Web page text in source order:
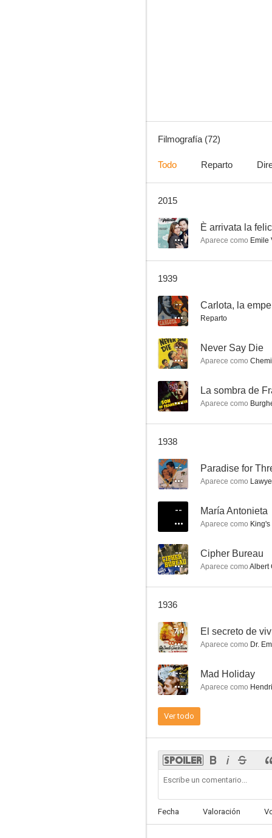
5.0
Asesinato en el acuario
--
Nurse Edith Cavell
--
La sombra de Frankenstein
María Antonieta
--
Filmografía (72)
Todo Reparto
2015
-- È arrivata la
Aparece como Emile
1939
-- Carlota, la
Reparto
-- Never Say Die
Aparece como
-- La sombra de
Aparece como
1938
-- Paradise for
Aparece como
-- María Antonieta
Aparece como
-- Cipher Bureau
Aparece como Albert
1936
7.4 El secreto de
Aparece como Dr.
-- Mad Holiday
Aparece como
Ver todo
Fecha Valoración